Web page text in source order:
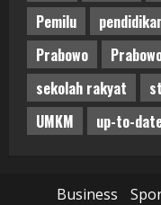
Pemilu
Prabowo
sekolah rakyat
UMKM
up-to-
Business